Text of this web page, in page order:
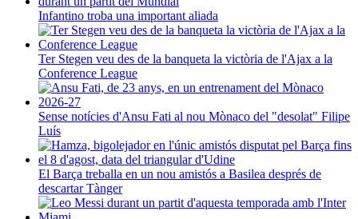
Infantino troba una important aliada
Ter Stegen veu des de la banqueta la victòria de l'Ajax a la
Conference League
Sense notícies d'Ansu Fati al nou Mònaco del "desolat" Filipe
Luís
El Barça treballa en un nou amistós a Basilea després de
descartar Tànger